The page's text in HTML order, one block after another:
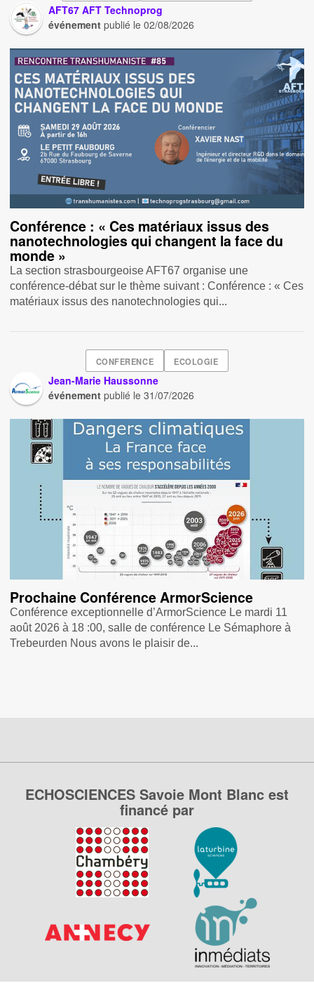
AFT67 AFT Technoprog
événement publié le02/08/2026
Conférence : « Ces matériaux issus des
nanotechnologies qui changent la face du
monde »
La section strasbourgeoise AFT67 organise une
conférence-débat sur le thème suivant : Conférence : « Ces
matériaux issus des nanotechnologies qui...
CONFERENCE ECOLOGIE
Jean-Marie Haussonne
événement publié le31/07/2026
Prochaine Conférence ArmorScience
Conférence exceptionnelle d’ArmorScience Le mardi 11
août 2026 à 18 :00, salle de conférence Le Sémaphore à
Trebeurden Nous avons le plaisir de...
ECHOSCIENCES Savoie Mont Blanc est
financé par